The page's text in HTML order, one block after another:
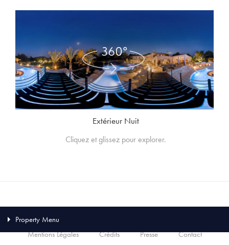
Extérieur Nuit
Cliquez et glissez pour explorer.
Property Menu
Mentions Légales Crédits Presse Contact